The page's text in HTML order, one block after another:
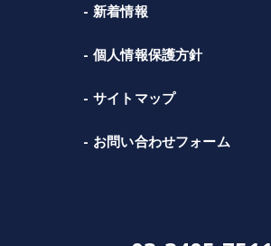
新着情報
個人情報保護方針
サイトマップ
お問い合わせフォーム